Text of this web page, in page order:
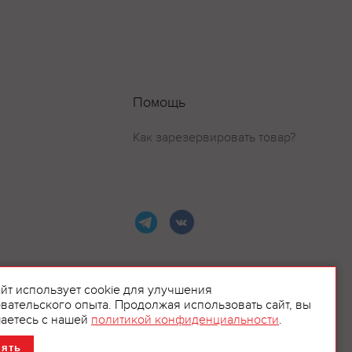
Помощь
Как зарезервировать товар?
использует cookie для улучшения
опыта. Продолжая использовать сайт, вы
с нашей политикой конфиденциальности.